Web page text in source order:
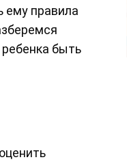
ему правила
быть